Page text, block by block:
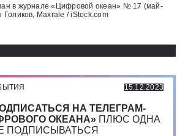
в журнале «Цифровой океан» № 17 (май-
Maxrale / iStock.com
15.12.2023
НА ТЕЛЕГРАМ-
ОКЕАНА» ПЛЮС ОДНА
ПОДПИСЫВАТЬСЯ